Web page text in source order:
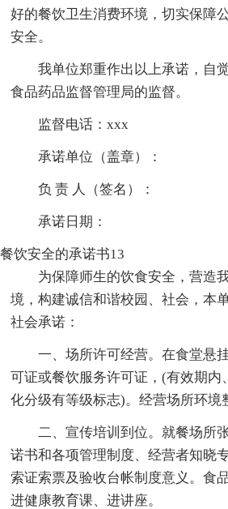
好的餐饮卫生消费环境，切实保障
安全。
我单位郑重作出以上承诺，自
食品药品监督管理局的监督。
监督电话：xxx
承诺单位（盖章）：
负 责 人（签名）：
承诺日期：
餐饮安全的承诺书13
为保障师生的饮食安全，营造
境，构建诚信和谐校园、社会，本
社会承诺：
一、场所许可经营。在食堂悬
可证或餐饮服务许可证，(有效期内
化分级有等级标志)。经营场所环境
二、宣传培训到位。就餐场所
诺书和各项管理制度、经营者知晓
索证索票及验收台帐制度意义。食
进健康教育课、进讲座。